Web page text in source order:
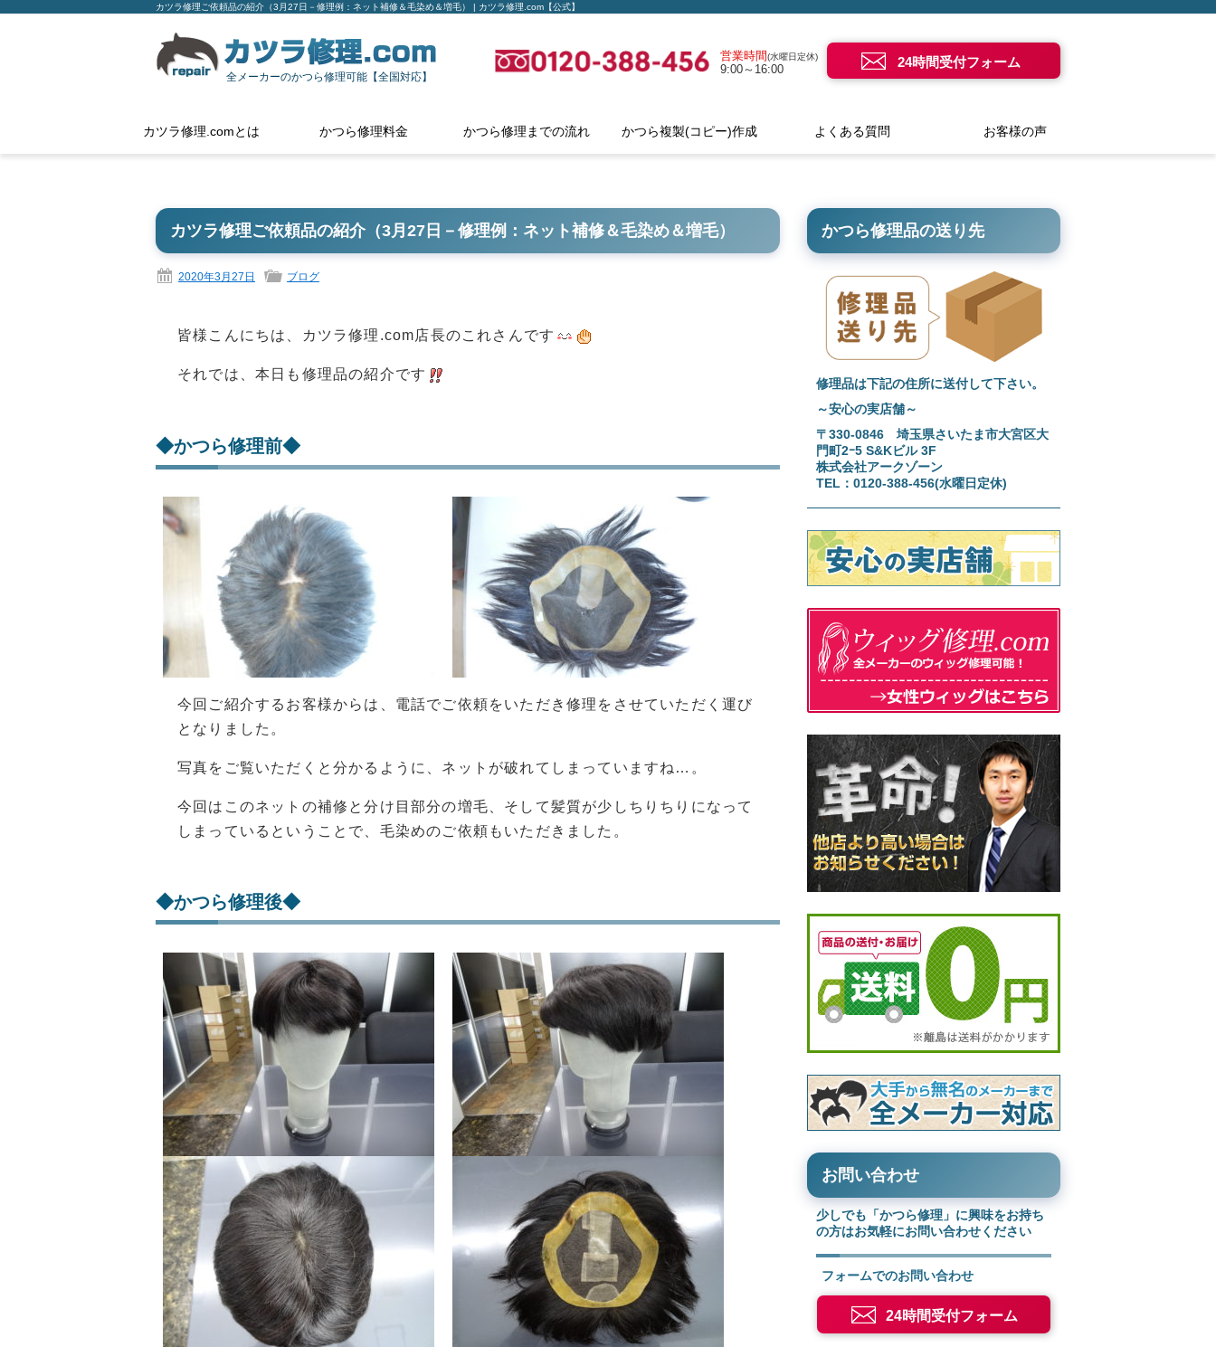
カツラ修理ご依頼品の紹介（3月27日－修理例：ネット補修＆毛染め＆増毛） | カツラ修理.com【公式】
全メーカーのかつら修理可能【全国対応】
営業時間(水曜日定休)
9:00～16:00 24時間受付フォーム
カツラ修理.comとは かつら修理料金 かつら修理までの流れ かつら複製(コピー)作成 よくある質問 お客様の声
カツラ修理ご依頼品の紹介（3月27日－修理例：ネット補修＆毛染め＆増毛）
2020年3月27日 ブログ
皆様こんにちは、カツラ修理.com店長のこれさんです
それでは、本日も修理品の紹介です
◆かつら修理前◆
今回ご紹介するお客様からは、電話でご依頼をいただき修理をさせていただく運び
となりました。
写真をご覧いただくと分かるように、ネットが破れてしまっていますね…。
今回はこのネットの補修と分け目部分の増毛、そして髪質が少しちりちりになって
しまっているということで、毛染めのご依頼もいただきました。
◆かつら修理後◆
かつら修理品の送り先
修理品は下記の住所に送付して下さい。
～安心の実店舗～
〒330-0846 埼玉県さいたま市大宮区大
門町2ｰ5 S&Kビル 3F
株式会社アークゾーン
TEL：0120-388-456(水曜日定休)
お問い合わせ
少しでも「かつら修理」に興味をお持ち
の方はお気軽にお問い合わせください
フォームでのお問い合わせ
24時間受付フォーム